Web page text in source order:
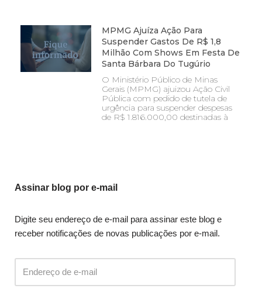
MPMG Ajuíza Ação Para
Suspender Gastos De R$ 1,8
Milhão Com Shows Em Festa De
Santa Bárbara Do Tugúrio
O Ministério Público de Minas
Gerais (MPMG) ajuizou Ação Civil
Pública com pedido de tutela de
urgência para suspender despesas
de R$ 1.816.000,00 destinadas à
Assinar blog por e-mail
Digite seu endereço de e-mail para assinar este blog e
receber notificações de novas publicações por e-mail.